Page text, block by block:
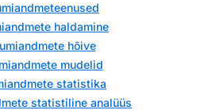
haldamine
hõive
mudelid
statistika
statistiline analüüs